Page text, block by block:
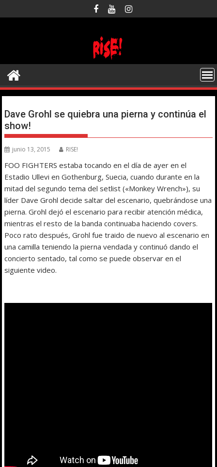
al
Dave Grohl se quiebra una pierna y continúa el
show!
junio 13, 2015 RISE!
FOO FIGHTERS estaba tocando en el día de ayer en el
Estadio Ullevi en Gothenburg, Suecia, cuando durante en la
mitad del segundo tema del setlist («Monkey Wrench»), su
líder Dave Grohl decide saltar del escenario, quebrándose una
pierna. Grohl dejó el escenario para recibir atención médica,
mientras el resto de la banda continuaba haciendo covers.
Poco rato después, Grohl fue traido de nuevo al escenario en
una camilla teniendo la pierna vendada y continuó dando el
concierto sentado, tal como se puede observar en el
siguiente video.